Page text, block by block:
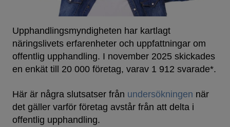
Upphandlingsmyndigheten har kartlagt
näringslivets erfarenheter och uppfattningar om
offentlig upphandling. I november 2025 skickades
en enkät till 20 000 företag, varav 1 912 svarade*.
Här är några slutsatser från undersökningen när
det gäller varför företag avstår från att delta i
offentlig upphandling.